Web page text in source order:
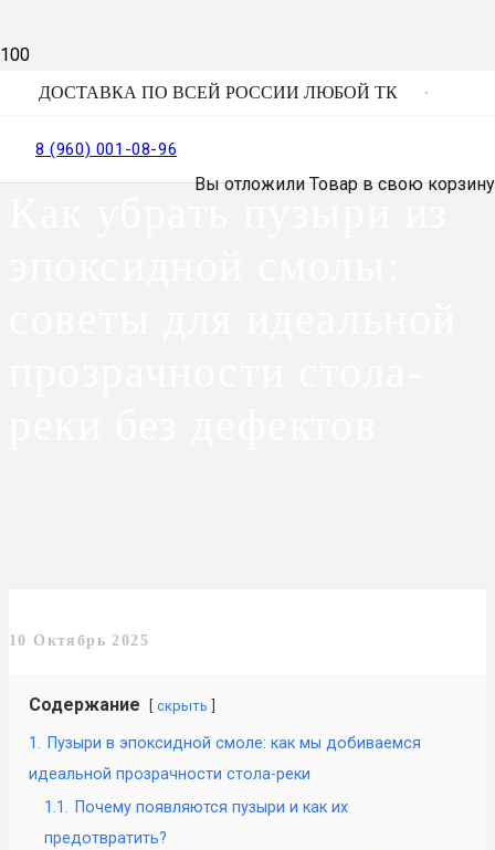
ДОСТАВКА ПО ВСЕЙ РОССИИ ЛЮБОЙ ТК
8 (960) 001-08-96
Вы отложилиТоварв свою
10 Октябрь 2025
Содержание скрыть
1. Пузыри в эпоксидной смоле: как мы добиваемся
идеальной прозрачности стола-реки
1.1. Почему появляются пузыри и как их
предотвратить?